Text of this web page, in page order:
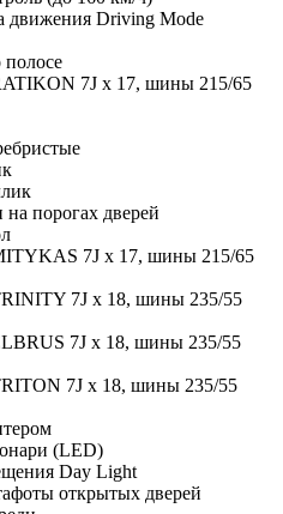
движения Driving Mode
7J x 17, шины 215/65
порогах дверей
7J x 17, шины 215/65
7J x 18, шины 235/55
7J x 18, шины 235/55
7J x 18, шины 235/55
(LED)
Day Light
открытых дверей